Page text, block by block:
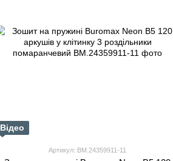
Відео
Артикул: BM.24359911-11